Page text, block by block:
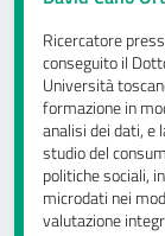
Ricercatore
conseguito il
Università
formazione in
analisi dei dati, e
studio del
politiche sociali,
microdati nei
valutazione